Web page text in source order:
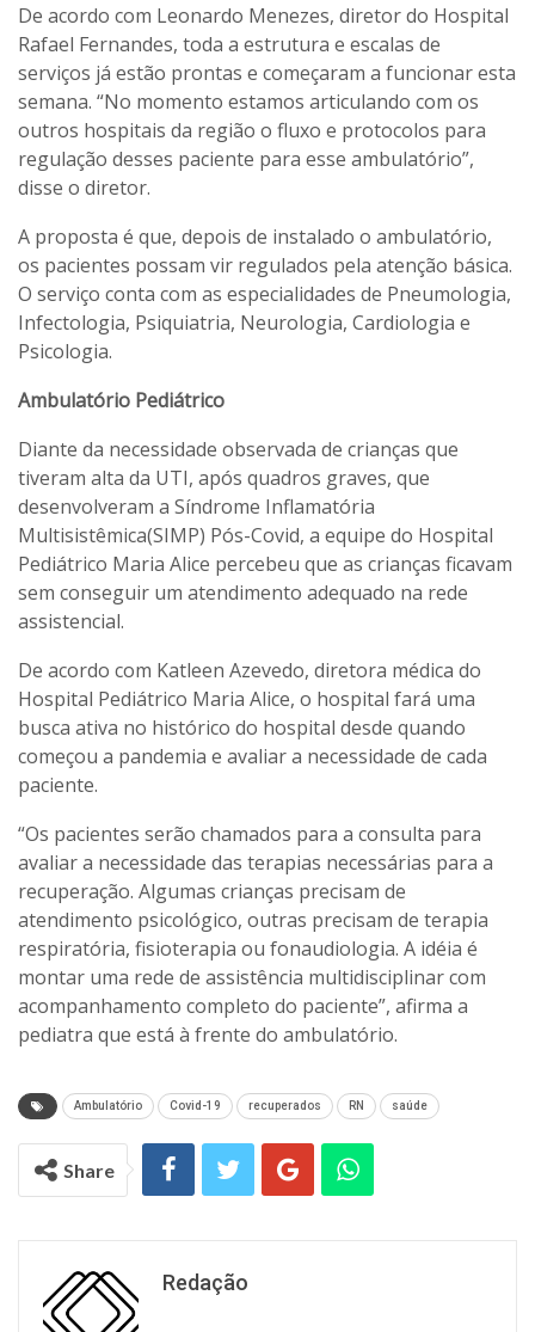
De acordo com Leonardo Menezes, diretor do Hospital
Rafael Fernandes, toda a estrutura e escalas de
serviços já estão prontas e começaram a funcionar esta
semana. “No momento estamos articulando com os
outros hospitais da região o fluxo e protocolos para
regulação desses paciente para esse ambulatório”,
disse o diretor.
A proposta é que, depois de instalado o ambulatório,
os pacientes possam vir regulados pela atenção básica.
O serviço conta com as especialidades de Pneumologia,
Infectologia, Psiquiatria, Neurologia, Cardiologia e
Psicologia.
Ambulatório Pediátrico
Diante da necessidade observada de crianças que
tiveram alta da UTI, após quadros graves, que
desenvolveram a Síndrome Inflamatória
Multisistêmica(SIMP) Pós-Covid, a equipe do Hospital
Pediátrico Maria Alice percebeu que as crianças ficavam
sem conseguir um atendimento adequado na rede
assistencial.
De acordo com Katleen Azevedo, diretora médica do
Hospital Pediátrico Maria Alice, o hospital fará uma
busca ativa no histórico do hospital desde quando
começou a pandemia e avaliar a necessidade de cada
paciente.
“Os pacientes serão chamados para a consulta para
avaliar a necessidade das terapias necessárias para a
recuperação. Algumas crianças precisam de
atendimento psicológico, outras precisam de terapia
respiratória, fisioterapia ou fonaudiologia. A idéia é
montar uma rede de assistência multidisciplinar com
acompanhamento completo do paciente”, afirma a
pediatra que está à frente do ambulatório.
Ambulatório Covid-19 recuperados RN saúde
Share
Redação